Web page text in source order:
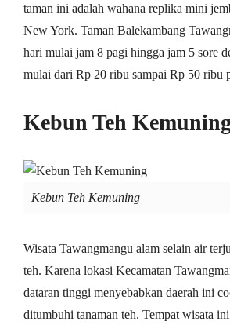
taman ini adalah wahana replika mini
New York. Taman Balekambang
hari mulai jam 8 pagi hingga jam 5 sore
mulai dari Rp 20 ribu sampai Rp 50 ribu
Kebun Teh Kemuning
Kebun Teh Kemuning
Wisata Tawangmangu alam selain air
teh. Karena lokasi Kecamatan
dataran tinggi menyebabkan daerah ini
ditumbuhi tanaman teh. Tempat wisata